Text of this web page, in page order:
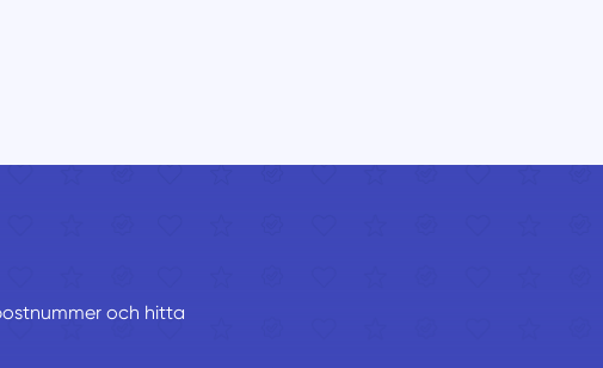
och hitta